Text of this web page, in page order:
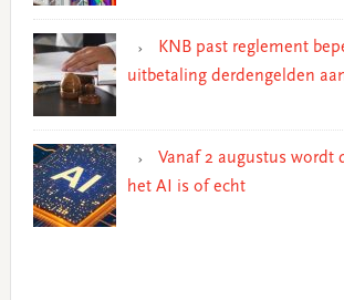
KNB past reglement
uitbetaling derdengelden
Vanaf 2 augustus wordt
het AI is of echt